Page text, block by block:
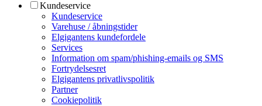
Kundeservice
Kundeservice
Varehuse / åbningstider
Elgigantens kundefordele
Services
Information om spam/phishing-emails og SMS
Fortrydelsesret
Elgigantens privatlivspolitik
Partner
Cookiepolitik